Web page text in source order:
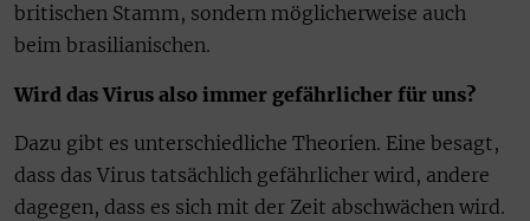
britischen Stamm, sondern möglicherweise auch
beim brasilianischen.
Wird das Virus also immer gefährlicher für uns?
Dazu gibt es unterschiedliche Theorien. Eine besagt,
dass das Virus tatsächlich gefährlicher wird, andere
dagegen, dass es sich mit der Zeit abschwächen wird.